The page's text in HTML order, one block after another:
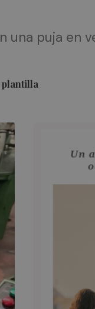
una puja en
plantilla